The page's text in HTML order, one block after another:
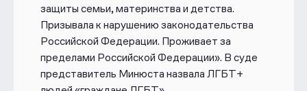
защиты семьи, материнства и детства.
Призывала к нарушению законодательства
Российской Федерации. Проживает за
пределами Российской Федерации». В суде
представитель Минюста назвала ЛГБТ+